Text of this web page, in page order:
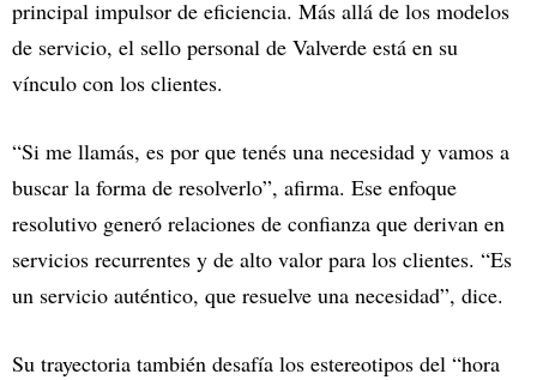
principal impulsor de eficiencia. Más allá de los modelos
de servicio, el sello personal de Valverde está en su
vínculo con los clientes.
“Si me llamás, es por que tenés una necesidad y vamos a
buscar la forma de resolverlo”, afirma. Ese enfoque
resolutivo generó relaciones de confianza que derivan en
servicios recurrentes y de alto valor para los clientes. “Es
un servicio auténtico, que resuelve una necesidad”, dice.
Su trayectoria también desafía los estereotipos del “hora